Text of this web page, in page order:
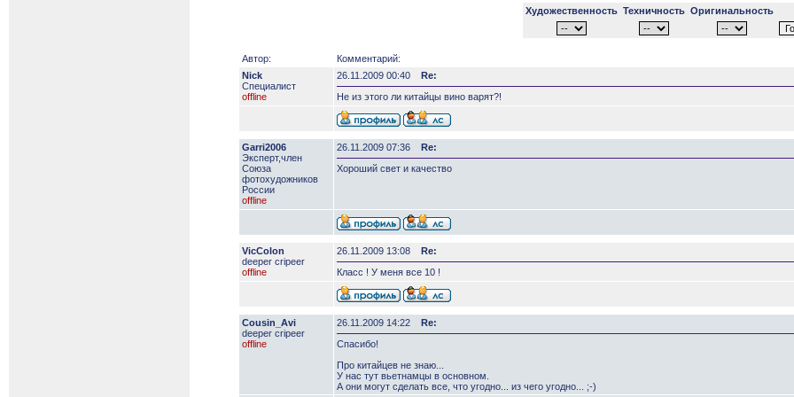
Художественность Техничность Оригинальность
Автор:
Комментарий:
Nick
Специалист
offline
26.11.2009 00:40
Re:
Не из этого ли китайцы вино варят?!
Garri2006
Эксперт,член
Союза
фотохудожников
России
offline
26.11.2009 07:36
Re:
Хороший свет и качество
VicColon
deeper сripeer
offline
26.11.2009 13:08
Re:
Класс ! У меня все 10 !
Cousin_Avi
deeper сripeer
offline
26.11.2009 14:22
Re:
Спасибо!
Про китайцев не знаю...
У нас тут вьетнамцы в основном.
А они могут сделать все, что угодно... из чего угодно... ;-)